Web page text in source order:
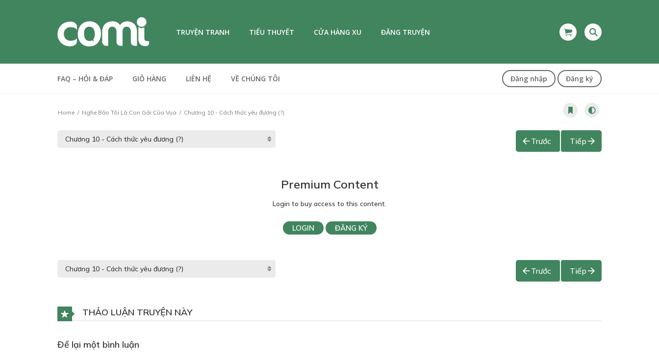
TRUYỆN TRANH TIỂU THUYẾT CỬA HÀNG XU ĐĂNG TRUYỆN
FAQ – HỎI & ĐÁP GIỎ HÀNG LIÊN HỆ VỀ CHÚNG TÔI Đăng nhập Đăng ký
Home Nghe Bảo Tôi Là Con Gái Của Vua Chương 10 - Cách thức yêu đương (?)
Trước Tiếp
Premium Content
Login to buy access to this content.
LOGIN ĐĂNG KÝ
Trước Tiếp
THẢO LUẬN TRUYỆN NÀY
Để lại một bình luận